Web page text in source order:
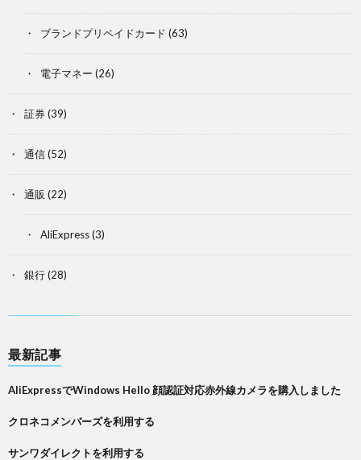
ブランドプリペイドカード (63)
電子マネー (26)
証券(39)
通信(52)
通販 (22)
AliExpress(3)
銀行(28)
最新記事
AliExpressでWindows Hello 顔認証対応赤外線カメラを購入しました
クロネコメンバーズを利用する
サンワダイレクトを利用する